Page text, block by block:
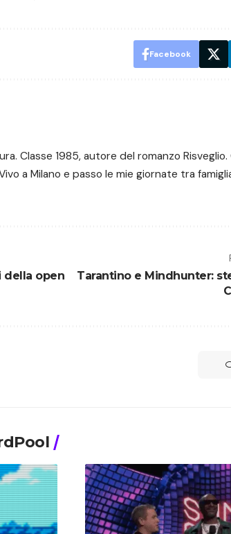
Facebook
Classe 1985, autore del romanzo
a Milano e passo le mie giornate tra
della open
Tarantino e Mindhunter: